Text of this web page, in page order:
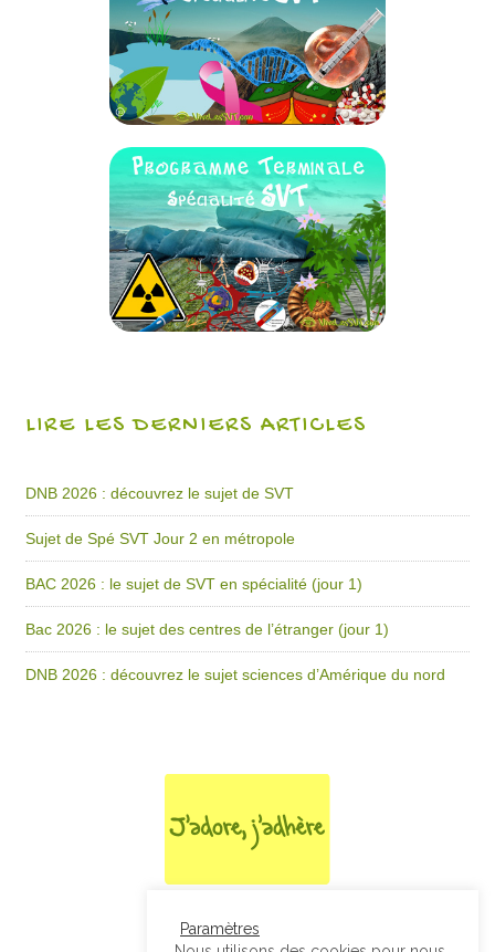
LIRE LES DERNIERS ARTICLES
DNB 2026 : découvrez le sujet de SVT
Sujet de Spé SVT Jour 2 en métropole
BAC 2026 : le sujet de SVT en spécialité (jour 1)
Bac 2026 : le sujet des centres de l’étranger (jour 1)
DNB 2026 : découvrez le sujet sciences d’Amérique du nord
Paramètres